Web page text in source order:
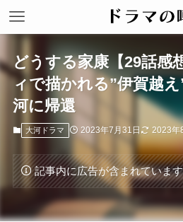
どうする家康【29話感
ィで描かれる”伊賀越
河に帰還
大河ドラマ 2023年7月31日 2023年
記事内に広告が含まれていま